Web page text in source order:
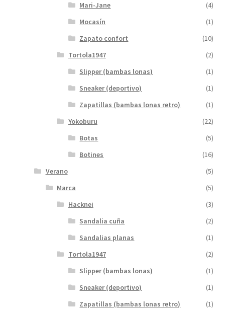
Mari-Jane
(4)
Mocasín
(1)
Zapato confort
(10)
Tortola1947
(2)
Slipper (bambas lonas)
(1)
Sneaker (deportivo)
(1)
Zapatillas (bambas lonas retro)
(1)
Yokoburu
(22)
Botas
(5)
Botines
(16)
Verano
(5)
Marca
(5)
Hacknei
(3)
Sandalia cuña
(2)
Sandalias planas
(1)
Tortola1947
(2)
Slipper (bambas lonas)
(1)
Sneaker (deportivo)
(1)
Zapatillas (bambas lonas retro)
(1)